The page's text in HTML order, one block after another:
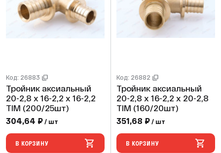
Код: 26883
Тройник аксиальный
20-2,8 х 16-2,2 х 16-2,2
TIM (200/25шт)
304,64 ₽ / шт
В КОРЗИНУ
Код: 26882
Тройник аксиальный
20-2,8 х 16-2,2 х 20-2,8
TIM (160/20шт)
351,68 ₽ / шт
В КОРЗИНУ